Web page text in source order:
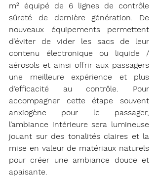
m² équipé de 6 lignes de contrôle
sûreté de dernière génération. De
nouveaux équipements permettent
d’éviter de vider les sacs de leur
contenu électronique ou liquide /
aérosols et ainsi offrir aux passagers
une meilleure expérience et plus
d’efficacité au contrôle. Pour
accompagner cette étape souvent
anxiogène pour le passager,
l’ambiance intérieure sera lumineuse
jouant sur des tonalités claires et la
mise en valeur de matériaux naturels
pour créer une ambiance douce et
apaisante.